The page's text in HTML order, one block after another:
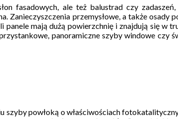
fasadowych, ale też balustrad czy
Zanieczyszczenia przemysłowe, a także
mają dużą powierzchnię i znajdują się w
panoramiczne szyby windowe czy
powłoką o właściwościach